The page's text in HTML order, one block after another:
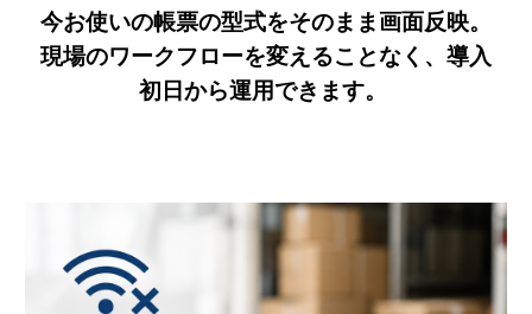
今お使いの帳票の型式をそのまま画面反映。
現場のワークフローを変えることなく、導入
初日から運用できます。